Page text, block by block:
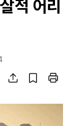
적 어리